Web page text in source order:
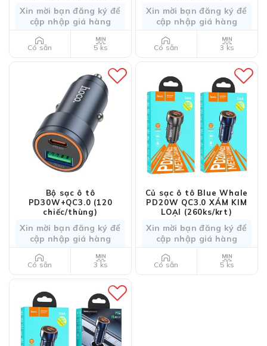
Xin mời bạn đăng ký để
cập nhập giá hàng
Có sẵn 5 ks
Xin mời bạn đăng ký để
cập nhập giá hàng
Có sẵn 3 ks
Bộ sạc ô tô
PD30W+QC3.0 (120
chiếc/thùng)
Xin mời bạn đăng ký để
cập nhập giá hàng
Có sẵn 3 ks
Củ sạc ô tô Blue Whale
PD20W QC3.0 XÁM KIM
LOẠI (260ks/krt)
Xin mời bạn đăng ký để
cập nhập giá hàng
Có sẵn 5 ks